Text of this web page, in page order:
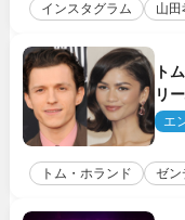
インスタグラム 山田
ト
リ
にエ
トム・ホランド ゼン